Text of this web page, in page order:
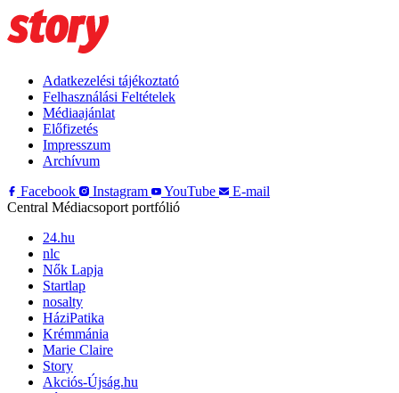
Adatkezelési tájékoztató
Felhasználási Feltételek
Médiaajánlat
Előfizetés
Impresszum
Archívum
Facebook
Instagram YouTube
E-mail
Central Médiacsoport portfólió
24.hu
nlc
Nők Lapja
Startlap
nosalty
HáziPatika
Krémmánia
Marie Claire
Story
Akciós-Újság.hu